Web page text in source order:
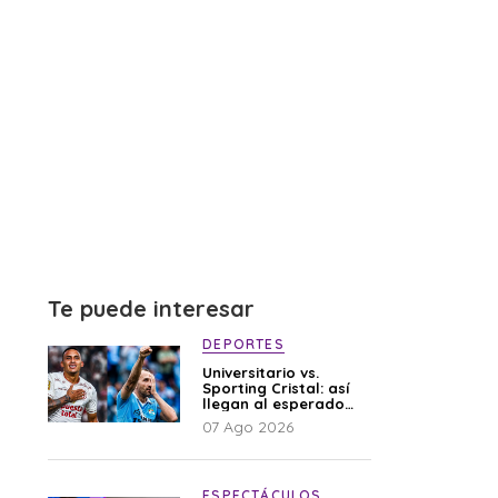
Te puede interesar
DEPORTES
Universitario vs.
Sporting Cristal: así
llegan al esperado
duelo
07 Ago 2026